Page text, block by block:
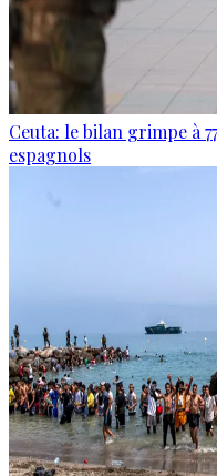
Ceuta: le bilan grimpe à
espagnols